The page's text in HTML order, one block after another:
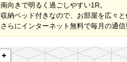
南向きで明るく過ごしやすい1R。
収納ベッド付きなので、お部屋を広々
さらにインターネット無料で毎月の通